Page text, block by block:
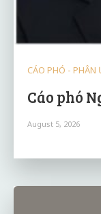
CÁO PHÓ - PHÂN
Cáo phó
August 5, 2026